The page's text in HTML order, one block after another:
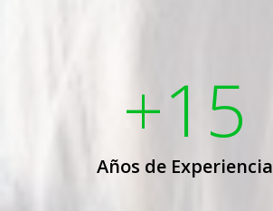
+15
Años de Experiencia